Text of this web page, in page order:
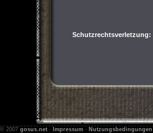
Schutzrechtsverletzung:
© 2007 gosus.net - Impressum - Nutzungsbedingungen